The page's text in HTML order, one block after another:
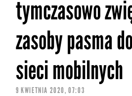
tymczasowo
zasoby pasma
sieci mobilnych
9 KWIETNIA 2020, 07:03